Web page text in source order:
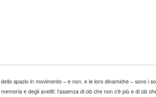
spazio in movimento – e non, e le loro dinamiche – sono i
e degli aneliti: l’assenza di ciò che non c’è più e di ciò